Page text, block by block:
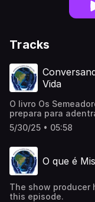
Tracks
Vida
O livro Os
prepara para
possibilidades
leitura para fazer
5/30/25 • 05:58
O que é
The show
this episode.